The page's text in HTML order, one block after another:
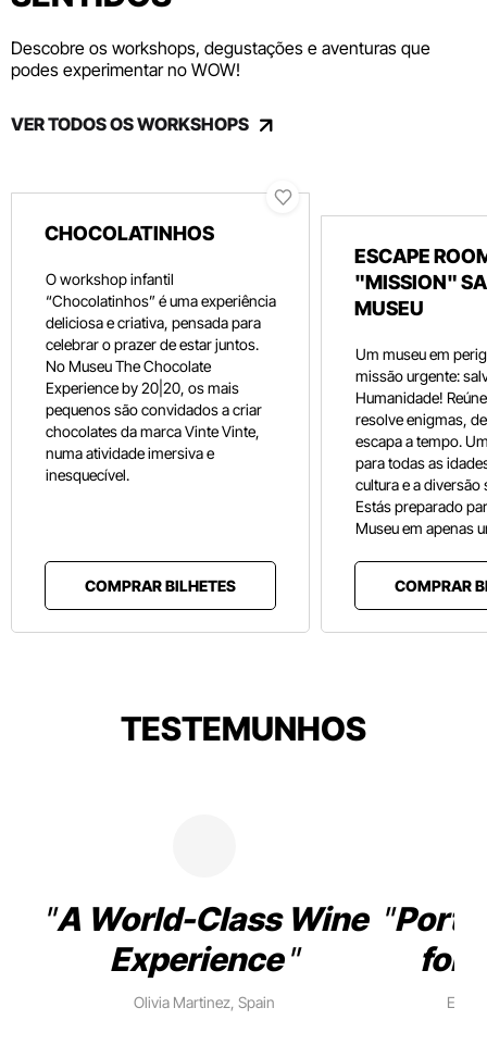
Descobre os workshops, degustações e aventuras que
podes experimentar no WOW!
VER TODOS OS WORKSHOPS
CHOCOLATINHOS
O workshop infantil
“Chocolatinhos” é uma experiência
deliciosa e criativa, pensada para
celebrar o prazer de estar juntos.
No Museu The Chocolate
Experience by 20|20, os mais
pequenos são convidados a criar
chocolates da marca Vinte Vinte,
numa atividade imersiva e
inesquecível.
COMPRAR BILHETES
ESCAPE
"MISSION"
MUSEU
Um museu em
missão urgente:
Humanidade!
resolve enigmas,
escapa a tempo.
para todas as
cultura e a diversão
Estás preparado
Museu em apenas
COMPRAR
TESTEMUNHOS
A World-Class Wine
Experience
Olivia Martinez, Spain
for